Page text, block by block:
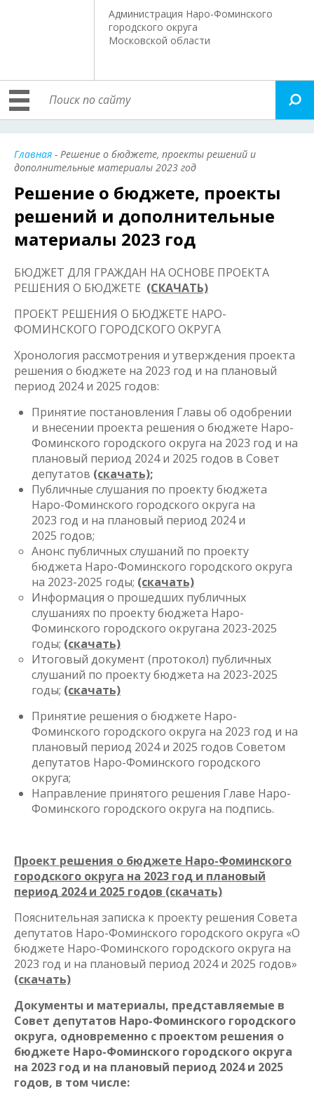
Администрация Наро-Фоминского
городского округа
Московской области
Главная - Решение о бюджете, проекты решений и
дополнительные материалы 2023 год
Решение о бюджете, проекты
решений и дополнительные
материалы 2023 год
БЮДЖЕТ ДЛЯ ГРАЖДАН НА ОСНОВЕ ПРОЕКТА
РЕШЕНИЯ О БЮДЖЕТЕ (СКАЧАТЬ)
ПРОЕКТ РЕШЕНИЯ О БЮДЖЕТЕ НАРО-
ФОМИНСКОГО ГОРОДСКОГО ОКРУГА
Хронология рассмотрения и утверждения проекта
решения о бюджете на 2023 год и на плановый
период 2024 и 2025 годов:
Принятие постановления Главы об одобрении
и внесении проекта решения о бюджете Наро-
Фоминского городского округа на 2023 год и на
плановый период 2024 и 2025 годов в Совет
депутатов (скачать);
Публичные слушания по проекту бюджета
Наро-Фоминского городского округа на
2023 год и на плановый период 2024 и
2025 годов;
Анонс публичных слушаний по проекту
бюджета Наро-Фоминского городского округа
на 2023-2025 годы; (скачать)
Информация о прошедших публичных
слушаниях по проекту бюджета Наро-
Фоминского городского округана 2023-2025
годы; (скачать)
Итоговый документ (протокол) публичных
слушаний по проекту бюджета на 2023-2025
годы; (скачать)
Принятие решения о бюджете Наро-
Фоминского городского округа на 2023 год и на
плановый период 2024 и 2025 годов Советом
депутатов Наро-Фоминского городского
округа;
Направление принятого решения Главе Наро-
Фоминского городского округа на подпись.
Проект решения о бюджете Наро-Фоминского
городского округа на 2023 год и плановый
период 2024 и 2025 годов (скачать)
Пояснительная записка к проекту решения Совета
депутатов Наро-Фоминского городского округа «О
бюджете Наро-Фоминского городского округа на
2023 год и на плановый период 2024 и 2025 годов»
(скачать)
Документы и материалы, представляемые в
Совет депутатов Наро-Фоминского городского
округа, одновременно с проектом решения о
бюджете Наро-Фоминского городского округа
на 2023 год и на плановый период 2024 и 2025
годов, в том числе: